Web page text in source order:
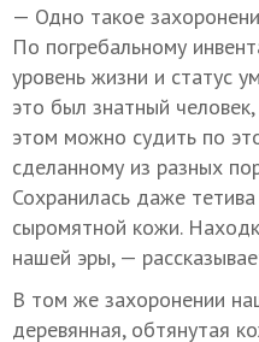
— Одно такое
По погребальному
уровень жизни и статус
это был знатный
этом можно судить по
сделанному из разных
Сохранилась даже
сыромятной кожи.
нашей эры, —
В том же захоронении
деревянная, обтянутая